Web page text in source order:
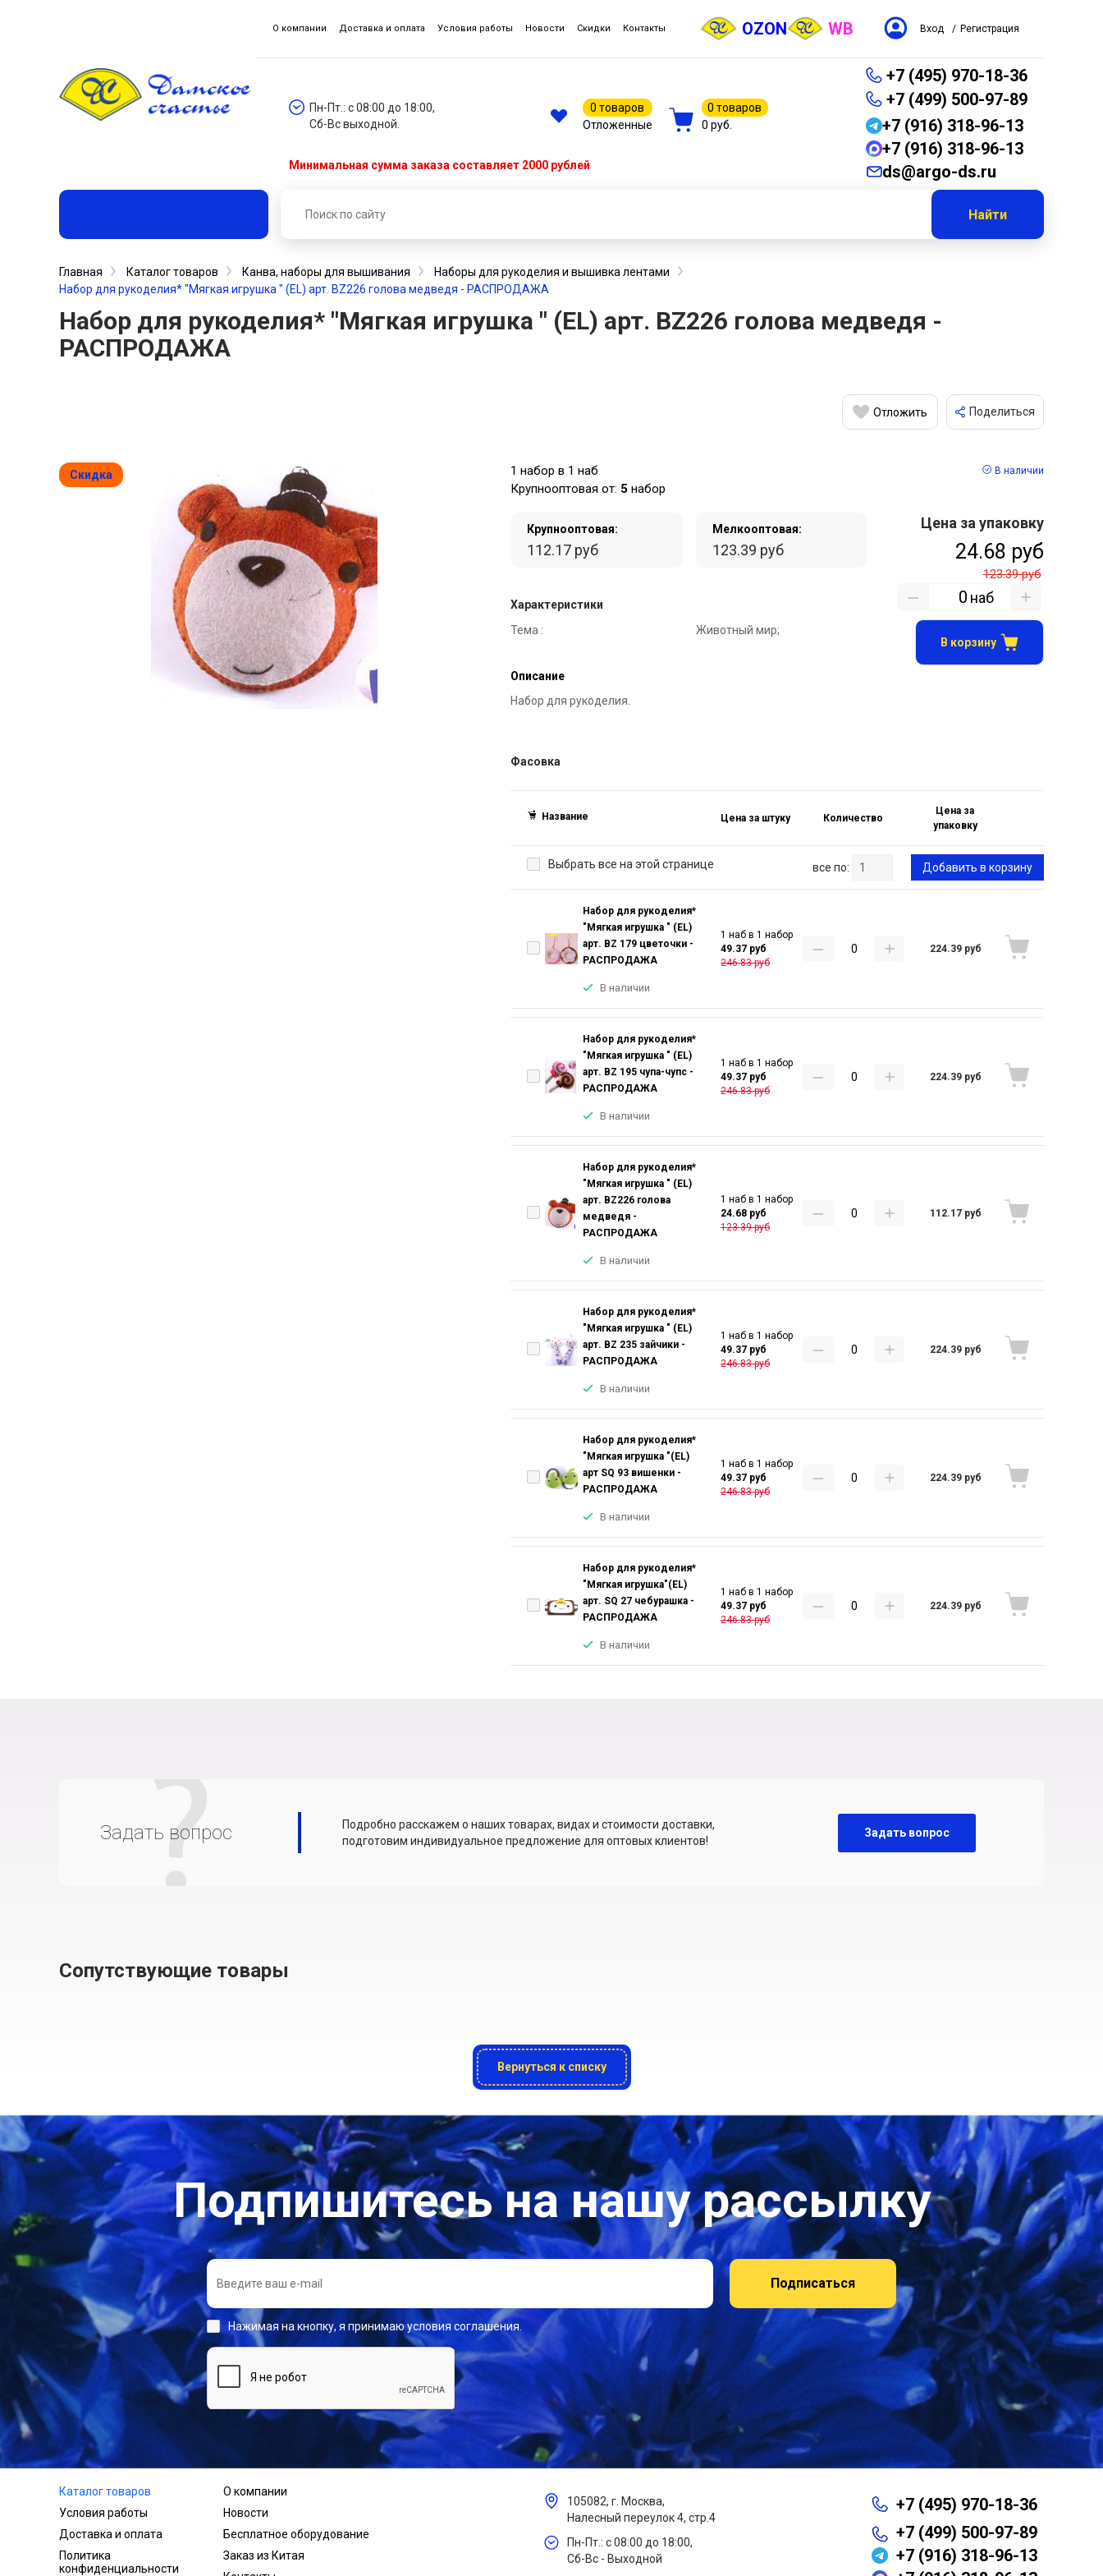
О компании Доставка и оплата Условия работы Новости Скидки Контакты OZON WB Вход / Регистрация
Пн-Пт.: с 08:00 до 18:00,
Сб-Вс выходной.
0 товаров
Отложенные
0 товаров
0 руб.
+7 (495) 970-18-36
+7 (499) 500-97-89
+7 (916) 318-96-13
+7 (916) 318-96-13
ds@argo-ds.ru
Минимальная сумма заказа составляет 2000 рублей
Найти
Главная Каталог товаров Канва, наборы для вышивания
Наборы для рукоделия и вышивка лентами
Набор для рукоделия* "Мягкая игрушка " (EL) арт. BZ226 голова медведя - РАСПРОДАЖА
Набор для рукоделия* "Мягкая игрушка " (EL) арт. BZ226 голова медведя -
РАСПРОДАЖА
Отложить Поделиться
Скидка
1 набор в 1 наб
Крупнооптовая от: 5 набор
В наличии
Крупнооптовая:
112.17 руб
Мелкооптовая:
123.39 руб
Характеристики
Тема :
Животный мир;
Описание
Набор для рукоделия.
Цена за упаковку
24.68 руб
123.39 руб
наб
В корзину
Фасовка
Название Цена за штуку Количество
Цена за
упаковку
Выбрать все на этой странице все по: Добавить в корзину
Набор для рукоделия*
"Мягкая игрушка " (EL)
арт. BZ 179 цветочки -
РАСПРОДАЖА
В наличии
1 наб в 1 набор
49.37 руб
246.83 руб
224.39 руб
Набор для рукоделия*
"Мягкая игрушка " (EL)
арт. BZ 195 чупа-чупс -
РАСПРОДАЖА
В наличии
1 наб в 1 набор
49.37 руб
246.83 руб
224.39 руб
Набор для рукоделия*
"Мягкая игрушка " (EL)
арт. BZ226 голова
медведя -
РАСПРОДАЖА
В наличии
1 наб в 1 набор
24.68 руб
123.39 руб
112.17 руб
Набор для рукоделия*
"Мягкая игрушка " (EL)
арт. BZ 235 зайчики -
РАСПРОДАЖА
В наличии
1 наб в 1 набор
49.37 руб
246.83 руб
224.39 руб
Набор для рукоделия*
"Мягкая игрушка "(EL)
арт SQ 93 вишенки -
РАСПРОДАЖА
В наличии
1 наб в 1 набор
49.37 руб
246.83 руб
224.39 руб
Набор для рукоделия*
"Мягкая игрушка"(EL)
арт. SQ 27 чебурашка -
РАСПРОДАЖА
В наличии
1 наб в 1 набор
49.37 руб
246.83 руб
224.39 руб
Задать вопрос
Подробно расскажем о наших товарах, видах и стоимости доставки,
подготовим индивидуальное предложение для оптовых клиентов!
Задать вопрос
Сопутствующие товары
Вернуться к списку
Подпишитесь на нашу рассылку
Подписаться
Нажимая на кнопку, я принимаю условия соглашения.
Каталог товаров
Условия работы
Доставка и оплата
Политика
конфиденциальности
О компании
Новости
Бесплатное оборудование
Заказ из Китая
105082, г. Москва,
Налесный переулок 4, стр.4
Пн-Пт.: с 08:00 до 18:00,
Сб-Вс - Выходной
+7 (495) 970-18-36
+7 (499) 500-97-89
+7 (916) 318-96-13